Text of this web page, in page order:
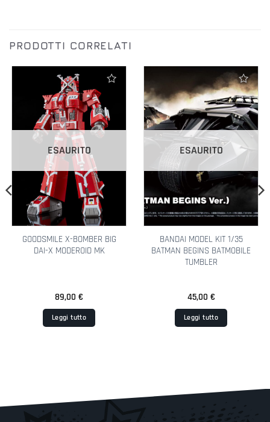
PRODOTTI CORRELATI
Aggiungi alla lista dei desideri
ESAURITO
GOODSMILE X-BOMBER BIG
DAI-X MODEROID MK
89,00 €
Leggi tutto
Aggiungi alla lista dei desideri
ESAURITO
BANDAI MODEL KIT 1/35
BATMAN BEGINS BATMOBILE
TUMBLER
45,00 €
Leggi tutto